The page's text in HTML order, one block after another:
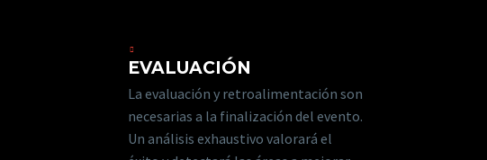
EVALUACIÓN
La evaluación y retroalimentación son
necesarias a la finalización del evento.
Un análisis exhaustivo valorará el